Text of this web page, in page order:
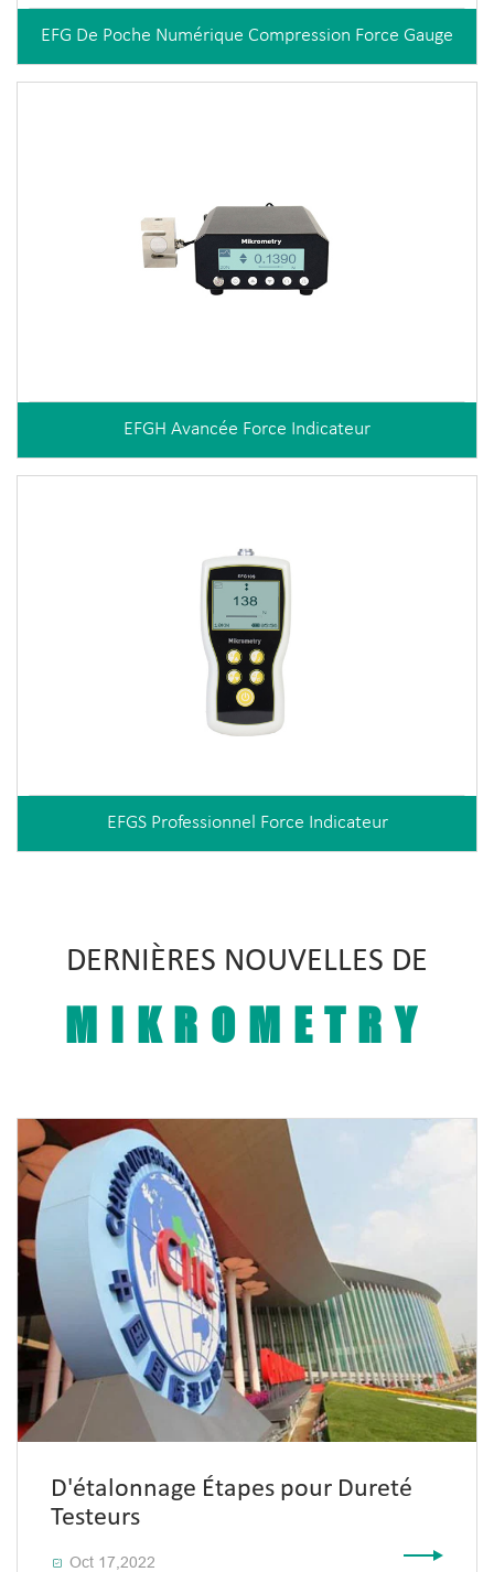
EFG De Poche Numérique Compression Force Gauge
EFGH Avancée Force Indicateur
EFGS Professionnel Force Indicateur
DERNIÈRES NOUVELLES DE
MIKROMETRY
D'étalonnage Étapes pour Dureté
Testeurs
 Oct 17,2022